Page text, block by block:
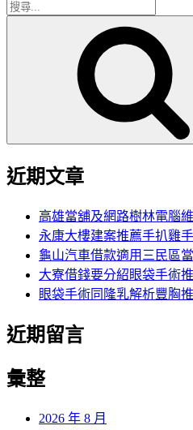
搜
近期文章
高雄當舖及網路樹林電腦
永康大樓建案推薦手扒雞
龜山汽車借款適用三民區
大寮借錢要分紹眼袋手術
眼袋手術同隆乳解析豐胸
近期留言
彙整
2026 年 8 月